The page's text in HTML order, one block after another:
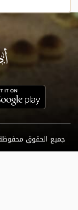
جميع الحقوق محفوظة - الخميس 21 /